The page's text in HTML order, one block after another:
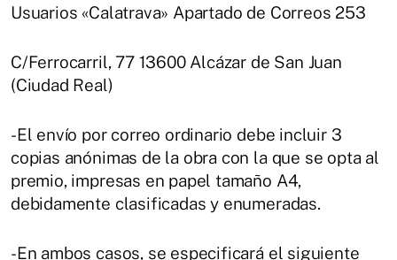
Usuarios «Calatrava» Apartado de Correos 253
C/Ferrocarril, 77 13600 Alcázar de San Juan
(Ciudad Real)
-El envío por correo ordinario debe incluir 3
copias anónimas de la obra con la que se opta al
premio, impresas en papel tamaño A4,
debidamente clasificadas y enumeradas.
-En ambos casos, se especificará el siguiente